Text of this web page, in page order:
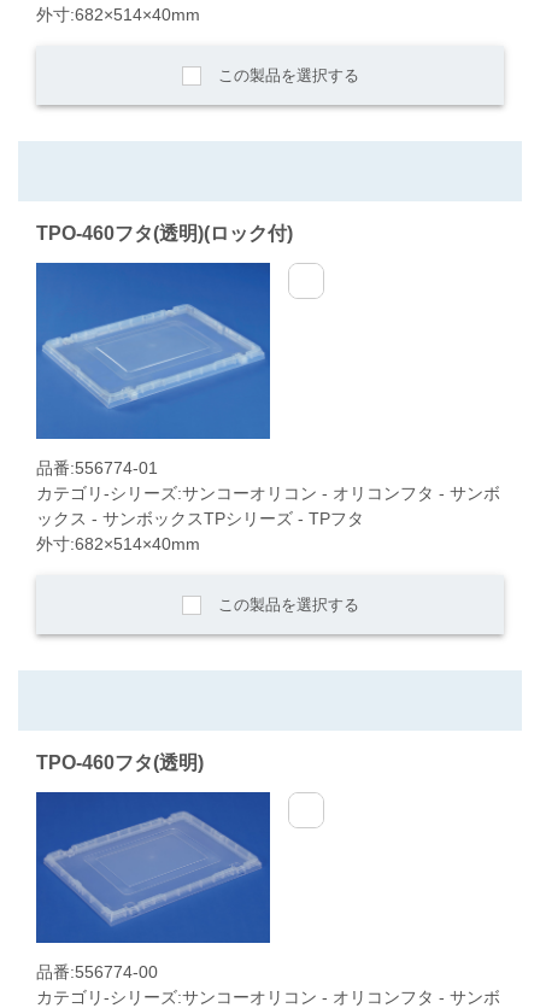
外寸:682×514×40mm
この製品を選択する
TPO-460フタ(透明)(ロック付)
品番:556774-01
カテゴリ-シリーズ:サンコーオリコン - オリコンフタ - サンボ
ックス - サンボックスTPシリーズ - TPフタ
外寸:682×514×40mm
この製品を選択する
TPO-460フタ(透明)
品番:556774-00
カテゴリ-シリーズ:サンコーオリコン - オリコンフタ - サンボ